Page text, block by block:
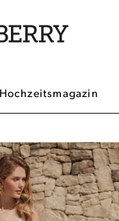
Hochzeitsmagazin